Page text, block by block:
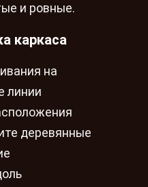
и ровные.
каркаса
на
линии
деревянные